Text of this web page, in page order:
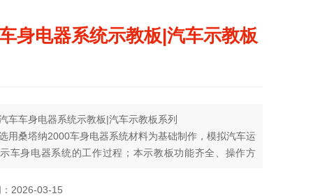
身电器系统示教板|汽车示教板
车车身电器系统示教板|汽车示教板系列
用桑塔纳2000车身电器系统材料为基础制作，模拟汽车运
车身电器系统的工作过程；本示教板功能齐全、操作方
2026-03-15